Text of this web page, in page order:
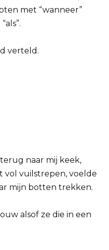
met “wanneer”
verteld.
naar mij keek,
vol vuilstrepen, voelde
mijn botten trekken.
alsof ze die in een